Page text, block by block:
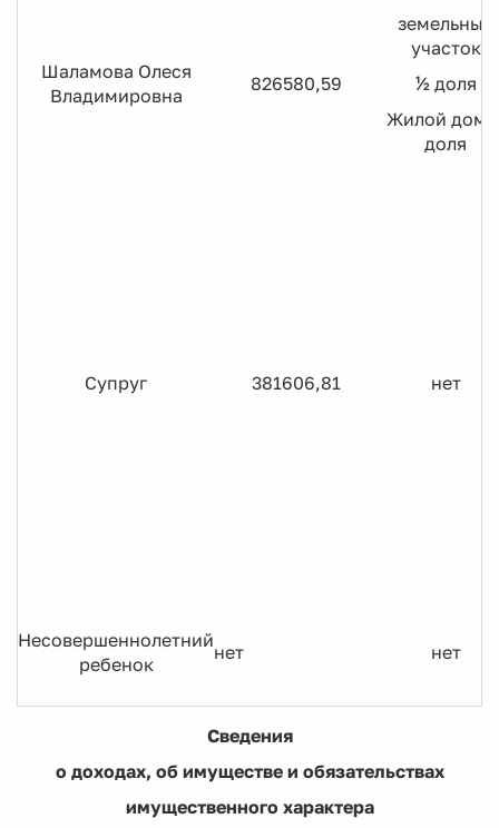
Шаламова Олеся
Владимировна
826580,59
земельный
участок
½ доля
Жилой дом
доля
Супруг 381606,81 нет
Несовершеннолетний
ребенок
нет нет
Сведения
о доходах, об имуществе и обязательствах
имущественного характера